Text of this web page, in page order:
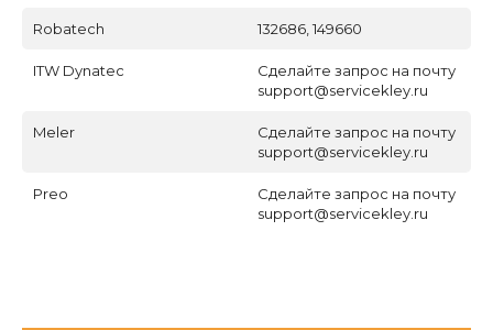
Robatech 132686, 149660
ITW Dynatec
Сделайте запрос на почту
support@servicekley.ru
Meler
Сделайте запрос на почту
support@servicekley.ru
Preo
Сделайте запрос на почту
support@servicekley.ru